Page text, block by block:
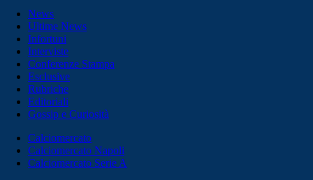
News
Ultime News
Infortuni
Interviste
Conferenze Stampa
Esclusive
Rubriche
Editoriali
Gossip e Curiosità
Calciomercato
Calciomercato Napoli
Calciomercato Serie A